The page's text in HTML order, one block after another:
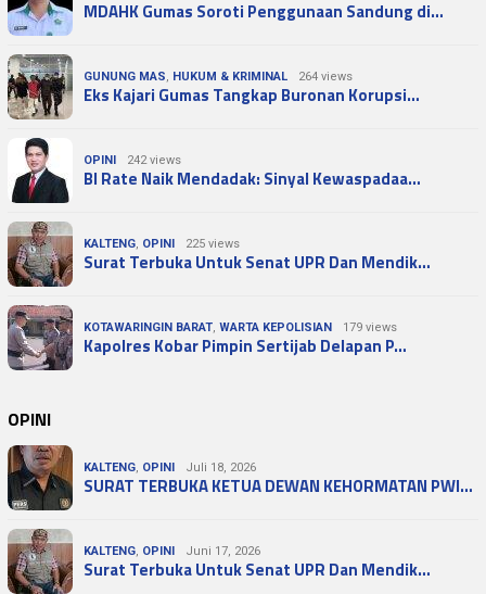
MDAHK Gumas Soroti Penggunaan Sandung di…
GUNUNG MAS, HUKUM & KRIMINAL 264 views
Eks Kajari Gumas Tangkap Buronan Korupsi…
OPINI 242 views
BI Rate Naik Mendadak: Sinyal Kewaspadaa…
KALTENG, OPINI 225 views
Surat Terbuka Untuk Senat UPR Dan Mendik…
KOTAWARINGIN BARAT, WARTA KEPOLISIAN 179 views
Kapolres Kobar Pimpin Sertijab Delapan P…
OPINI
KALTENG, OPINI Juli 18, 2026
SURAT TERBUKA KETUA DEWAN KEHORMATAN PWI…
KALTENG, OPINI Juni 17, 2026
Surat Terbuka Untuk Senat UPR Dan Mendik…